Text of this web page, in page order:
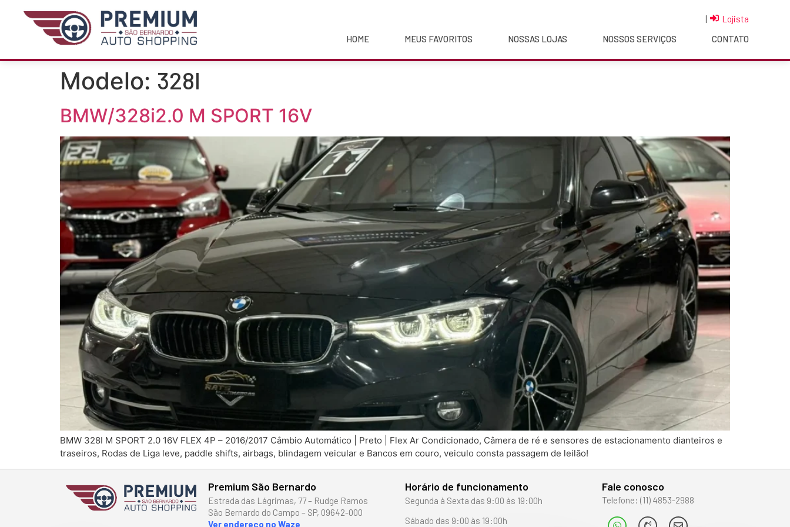
|
Lojista
HOME
MEUS FAVORITOS NOSSAS LOJAS NOSSOS SERVIÇOS CONTATO
Modelo: 328I
BMW/328i2.0 M SPORT 16V
BMW 328I M SPORT 2.0 16V FLEX 4P – 2016/2017 Câmbio Automático | Preto | Flex Ar Condicionado, Câmera de ré e sensores de estacionamento dianteiros e
traseiros, Rodas de Liga leve, paddle shifts, airbags, blindagem veicular e Bancos em couro, veiculo consta passagem de leilão!
Premium São Bernardo
Estrada das Lágrimas, 77 – Rudge Ramos
São Bernardo do Campo – SP, 09642-000
Ver endereço no Waze
Horário de funcionamento
Segunda à Sexta das 9:00 às 19:00h
Sábado das 9:00 às 19:00h
Fale conosco
Telefone: (11) 4853-2988